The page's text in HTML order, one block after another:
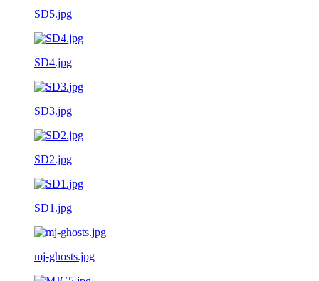
SD5.jpg
SD4.jpg
SD3.jpg
SD2.jpg
SD1.jpg
mj-ghosts.jpg